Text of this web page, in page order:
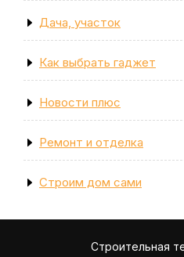
Дача, участок
Как выбрать гаджет
Новости плюс
Ремонт и отделка
Строим дом сами
Строительная